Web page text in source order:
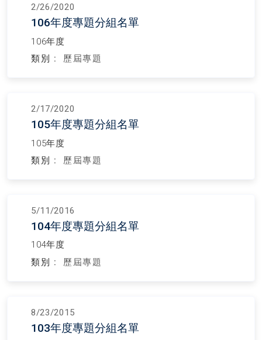
2/26/2020
106年度專題分組名單
106年度
類別 :
歷屆專題
2/17/2020
105年度專題分組名單
105年度
類別 :
歷屆專題
5/11/2016
104年度專題分組名單
104年度
類別 :
歷屆專題
8/23/2015
103年度專題分組名單